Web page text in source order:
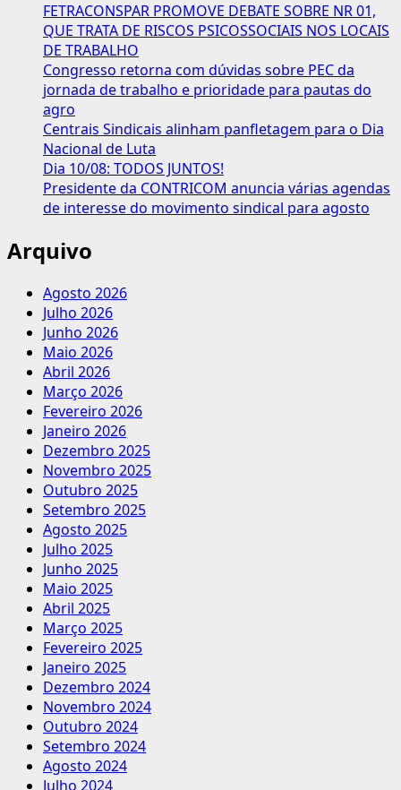
FETRACONSPAR PROMOVE DEBATE SOBRE NR 01,
QUE TRATA DE RISCOS PSICOSSOCIAIS NOS LOCAIS
DE TRABALHO
Congresso retorna com dúvidas sobre PEC da
jornada de trabalho e prioridade para pautas do
agro
Centrais Sindicais alinham panfletagem para o Dia
Nacional de Luta
Dia 10/08: TODOS JUNTOS!
Presidente da CONTRICOM anuncia várias agendas
de interesse do movimento sindical para agosto
Arquivo
Agosto 2026
Julho 2026
Junho 2026
Maio 2026
Abril 2026
Março 2026
Fevereiro 2026
Janeiro 2026
Dezembro 2025
Novembro 2025
Outubro 2025
Setembro 2025
Agosto 2025
Julho 2025
Junho 2025
Maio 2025
Abril 2025
Março 2025
Fevereiro 2025
Janeiro 2025
Dezembro 2024
Novembro 2024
Outubro 2024
Setembro 2024
Agosto 2024
Julho 2024